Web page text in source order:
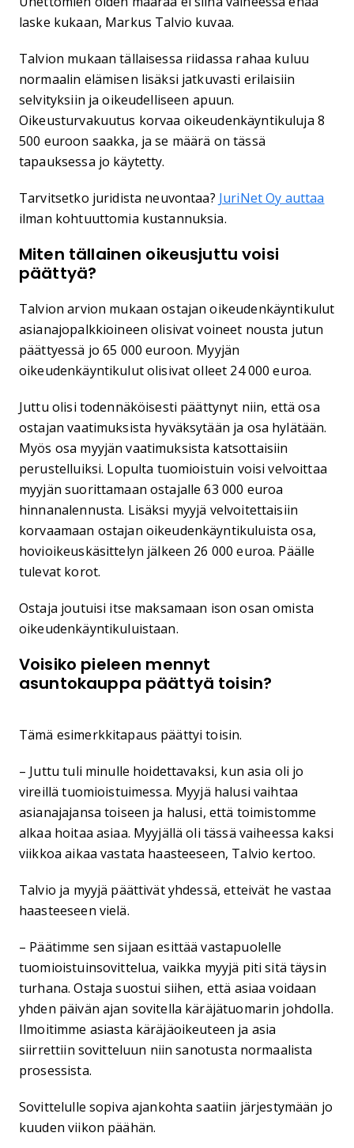
laske kukaan, Markus Talvio kuvaa.
Talvion mukaan tällaisessa riidassa rahaa kuluu
normaalin elämisen lisäksi jatkuvasti erilaisiin
selvityksiin ja oikeudelliseen apuun.
Oikeusturvakuutus korvaa oikeudenkäyntikuluja 8
500 euroon saakka, ja se määrä on tässä
tapauksessa jo käytetty.
Tarvitsetko juridista neuvontaa? JuriNet Oy auttaa
ilman kohtuuttomia kustannuksia.
Miten tällainen oikeusjuttu voisi
päättyä?
Talvion arvion mukaan ostajan oikeudenkäyntikulut
asianajopalkkioineen olisivat voineet nousta jutun
päättyessä jo 65 000 euroon. Myyjän
oikeudenkäyntikulut olisivat olleet 24 000 euroa.
Juttu olisi todennäköisesti päättynyt niin, että osa
ostajan vaatimuksista hyväksytään ja osa hylätään.
Myös osa myyjän vaatimuksista katsottaisiin
perustelluiksi. Lopulta tuomioistuin voisi velvoittaa
myyjän suorittamaan ostajalle 63 000 euroa
hinnanalennusta. Lisäksi myyjä velvoitettaisiin
korvaamaan ostajan oikeudenkäyntikuluista osa,
hovioikeuskäsittelyn jälkeen 26 000 euroa. Päälle
tulevat korot.
Ostaja joutuisi itse maksamaan ison osan omista
oikeudenkäyntikuluistaan.
Voisiko pieleen mennyt
asuntokauppa päättyä toisin?
Tämä esimerkkitapaus päättyi toisin.
– Juttu tuli minulle hoidettavaksi, kun asia oli jo
vireillä tuomioistuimessa. Myyjä halusi vaihtaa
asianajajansa toiseen ja halusi, että toimistomme
alkaa hoitaa asiaa. Myyjällä oli tässä vaiheessa kaksi
viikkoa aikaa vastata haasteeseen, Talvio kertoo.
Talvio ja myyjä päättivät yhdessä, etteivät he vastaa
haasteeseen vielä.
– Päätimme sen sijaan esittää vastapuolelle
tuomioistuinsovittelua, vaikka myyjä piti sitä täysin
turhana. Ostaja suostui siihen, että asiaa voidaan
yhden päivän ajan sovitella käräjätuomarin johdolla.
Ilmoitimme asiasta käräjäoikeuteen ja asia
siirrettiin sovitteluun niin sanotusta normaalista
prosessista.
Sovittelulle sopiva ajankohta saatiin järjestymään jo
kuuden viikon päähän.